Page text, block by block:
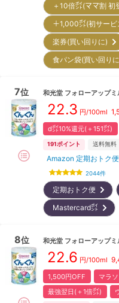
＋10倍㌽(ママ割
＋1,000㌽(初サー
楽券(買い回りに)
食パン袋(買い回り
7位 和光堂 フォローアップ
22.3 円/100ml
d㌽10%還元(＋151㌽)
191ポイント 送料無料
Amazon 定期おトク
2044件
定期おトク便
Mastercard㌽
8位 和光堂 フォローアップ
22.6 円/100ml
1,500円OFF マラ
最強翌日(＋1倍㌽)